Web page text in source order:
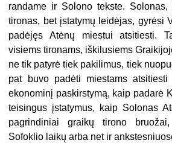
randame ir Solono tekste.
tironas, bet įstatymų leidėjas, gyrėsi
padėjęs Atėnų miestui atsitiesti.
visiems tironams, iškilusiems
ne tik patyrė tiek pakilimus, tiek
pat buvo padėti miestams atsitiesti
ekonominį paskirstymą, kaip padarė
teisingus įstatymus, kaip Solonas
pagrindiniai graikų tirono
Sofoklio laikų arba net ir